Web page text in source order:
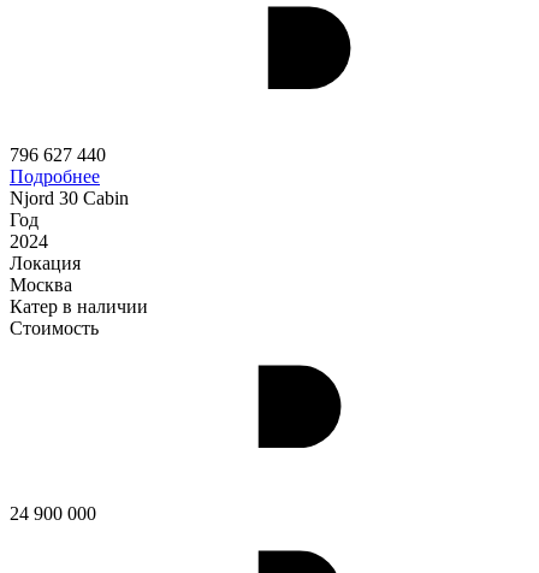
796 627 440
Подробнее
Njord 30 Cabin
Год
2024
Локация
Москва
Катер в наличии
Стоимость
24 900 000